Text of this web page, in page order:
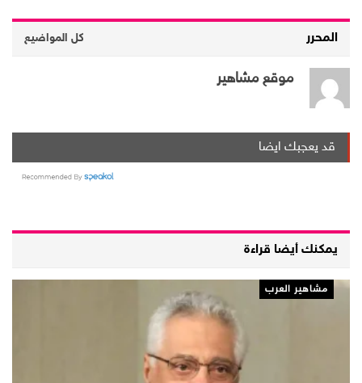
المحرر كل المواضيع
موقع مشاهير
قد يعجبك ايضا
يمكنك أيضا قراءة
مشاهير العرب